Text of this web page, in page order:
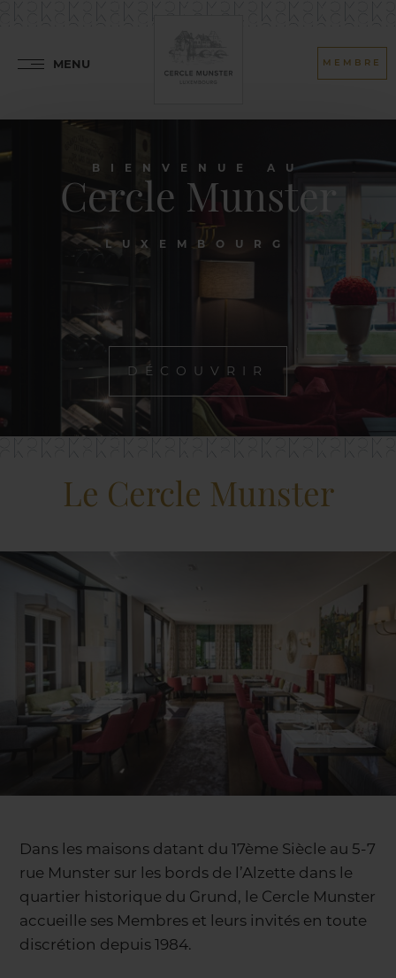
MENU MEMBRE
BIENVENUE AU
Cercle Munster
LUXEMBOURG
DÉCOUVRIR
Le Cercle Munster
Dans les maisons datant du 17ème Siècle au 5-7
rue Munster sur les bords de l’Alzette dans le
quartier historique du Grund, le Cercle Munster
accueille ses Membres et leurs invités en toute
discrétion depuis 1984.